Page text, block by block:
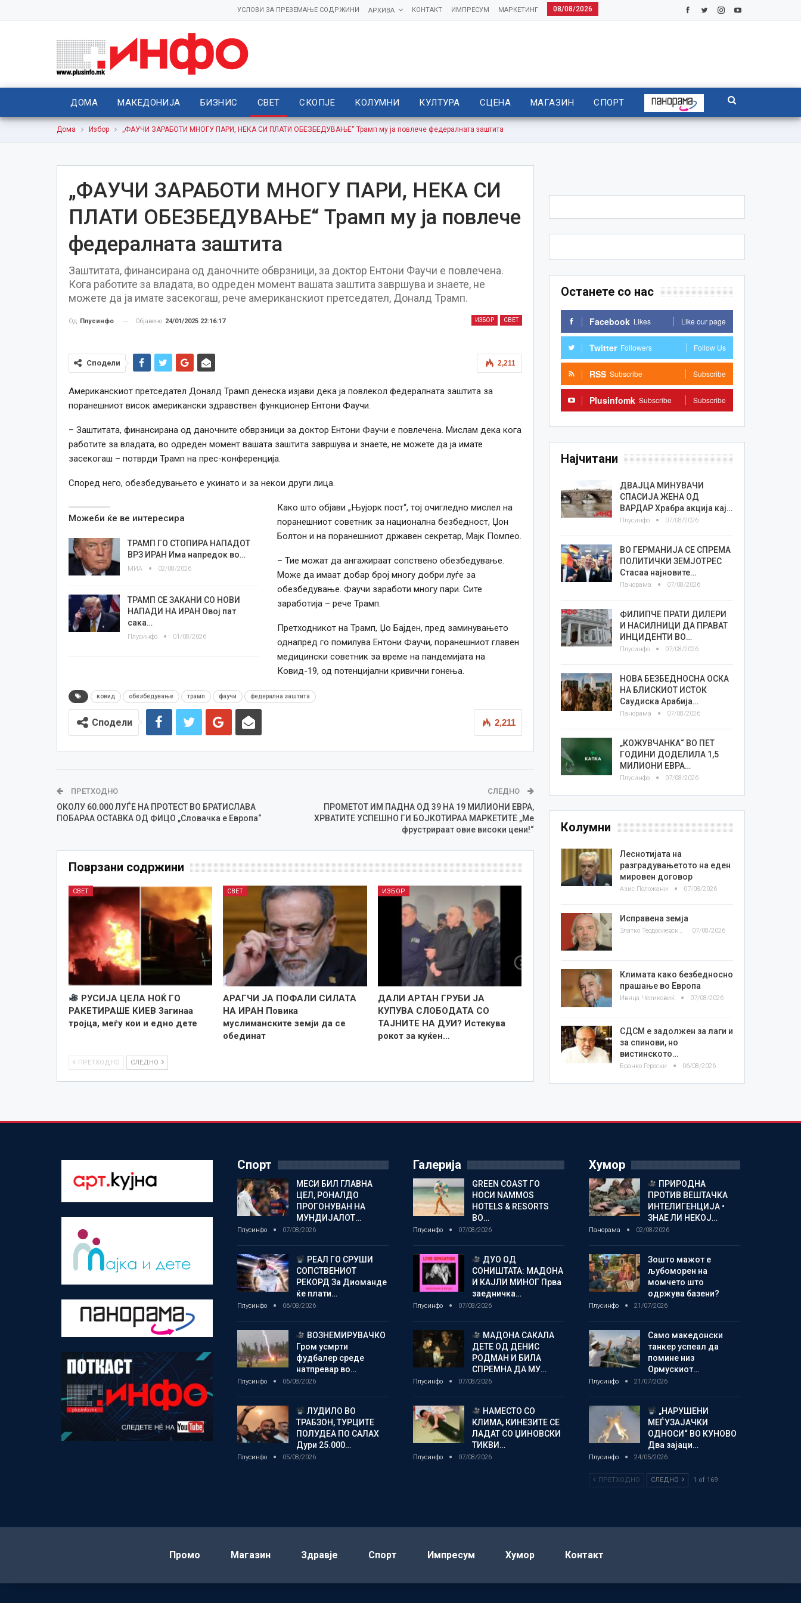
08/08/2026
МАРКЕТИНГ
ИМПРЕСУМ
КОНТАКТ
АРХИВА
УСЛОВИ ЗА ПРЕЗЕМАЊЕ СОДРЖИНИ
ДОМА МАКЕДОНИЈА БИЗНИС СВЕТ СКОПЈЕ КОЛУМНИ КУЛТУРА СЦЕНА МАГАЗИН СПОРТ
Дома Избор „ФАУЧИ ЗАРАБОТИ МНОГУ ПАРИ, НЕКА СИ ПЛАТИ ОБЕЗБЕДУВАЊЕ“ Трамп му ја повлече федералната заштита
„ФАУЧИ ЗАРАБОТИ МНОГУ ПАРИ, НЕКА СИ
ПЛАТИ ОБЕЗБЕДУВАЊЕ“ Трамп му ја повлече
федералната заштита
Заштитата, финансирана од даночните обврзници, за доктор Ентони Фаучи е повлечена.
Кога работите за владата, во одреден момент вашата заштита завршува и знаете, не
можете да ја имате засекогаш, рече американскиот претседател, Доналд Трамп.
ИЗБОР СВЕТ
Од Плусинфо Објавено 24/01/2025 22:16:17
2,211
Сподели
Американскиот претседател Доналд Трамп денеска изјави дека ја повлекол федералната заштита за
поранешниот висок американски здравствен функционер Ентони Фаучи.
– Заштитата, финансирана од даночните обврзници за доктор Ентони Фаучи е повлечена. Мислам дека кога
работите за владата, во одреден момент вашата заштита завршува и знаете, не можете да ја имате
засекогаш – потврди Трамп на прес-конференција.
Според него, обезбедувањето е укинато и за некои други лица.
Можеби ќе ве интересира
ТРАМП ГО СТОПИРА НАПАДОТ
ВРЗ ИРАН Има напредок во…
МИА 02/08/2026
ТРАМП СЕ ЗАКАНИ СО НОВИ
НАПАДИ НА ИРАН Овој пат
сака…
Плусинфо 01/08/2026
Како што објави „Њујорк пост“, тој очигледно мислел на
поранешниот советник за национална безбедност, Џон
Болтон и на поранешниот државен секретар, Мајк Помпео.
– Тие можат да ангажираат сопствено обезбедување.
Може да имаат добар број многу добри луѓе за
обезбедување. Фаучи заработи многу пари. Сите
заработија – рече Трамп.
Претходникот на Трамп, Џо Бајден, пред заминувањето
однапрeд го помилува Ентони Фаучи, поранешниот главен
медицински советник за време на пандемијата на
Ковид-19, од потенцијални кривични гонења.
ковид обезбедување трамп фаучи федерална заштита
2,211
Сподели
ПРЕТХОДНО
ОКОЛУ 60.000 ЛУЃЕ НА ПРОТЕСТ ВО БРАТИСЛАВА
ПОБАРАА ОСТАВКА ОД ФИЦО „Словачка е Европа“
СЛЕДНО
ПРОМЕТОТ ИМ ПАДНА ОД 39 НА 19 МИЛИОНИ ЕВРА,
ХРВАТИТЕ УСПЕШНО ГИ БОЈКОТИРАА МАРКЕТИТЕ „Ме
фрустрираат овие високи цени!“
Поврзани содржини
СВЕТ
РУСИЈА ЦЕЛА НОЌ ГО
РАКЕТИРАШЕ КИЕВ Загинаа
тројца, меѓу кои и едно дете
СВЕТ
АРАГЧИ ЈА ПОФАЛИ СИЛАТА
НА ИРАН Повика
муслиманските земји да се
обединат
ИЗБОР
ДАЛИ АРТАН ГРУБИ ЈА
КУПУВА СЛОБОДАТА СО
ТАЈНИТЕ НА ДУИ? Истекува
рокот за куќен…
ПРЕТХОДНО СЛЕДНО
Останете со нас
Facebook Likes Like our page
Twitter Followers Follow Us
RSS Subscribe Subscribe
Plusinfomk Subscribe Subscribe
Најчитани
ДВАЈЦА МИНУВАЧИ
СПАСИЈА ЖЕНА ОД
ВАРДАР Храбра акција кај…
Плусинфо 07/08/2026
ВО ГЕРМАНИЈА СЕ СПРЕМА
ПОЛИТИЧКИ ЗЕМЈОТРЕС
Стасаа најновите…
Панорама 07/08/2026
ФИЛИПЧЕ ПРАТИ ДИЛЕРИ
И НАСИЛНИЦИ ДА ПРАВАТ
ИНЦИДЕНТИ ВО…
Плусинфо 07/08/2026
НОВА БЕЗБЕДНОСНА ОСКА
НА БЛИСКИОТ ИСТОК
Саудиска Арабија…
Панорама 07/08/2026
„КОЖУВЧАНКА“ ВО ПЕТ
ГОДИНИ ДОДЕЛИЛА 1,5
МИЛИОНИ ЕВРА…
Плусинфо 07/08/2026
Колумни
Леснотијата на
разградувањетото на еден
мировен договор
Азис Положани 07/08/2026
Исправена земја
Златко Теодосиевски 07/08/2026
Климата како безбедносно
прашање во Европа
Ивица Челиковиќ 07/08/2026
СДСМ е задолжен за лаги и
за спинови, но
вистинското…
Бранко Героски 06/08/2026
Спорт
МЕСИ БИЛ ГЛАВНА
ЦЕЛ, РОНАЛДО
ПРОГОНУВАН НА
МУНДИЈАЛОТ…
Плусинфо 07/08/2026
РЕАЛ ГО СРУШИ
СОПСТВЕНИОТ
РЕКОРД За Диоманде
ќе плати…
Плусинфо 06/08/2026
ВОЗНЕМИРУВАЧКО
Гром усмрти
фудбалер среде
натпревар во…
Плусинфо 06/08/2026
ЛУДИЛО ВО
ТРАБЗОН, ТУРЦИТЕ
ПОЛУДЕА ПО САЛАХ
Дури 25.000…
Плусинфо 05/08/2026
Галерија
GREEN COAST ГО
НОСИ NAMMOS
HOTELS & RESORTS
ВО…
Плусинфо 07/08/2026
ДУО ОД
СОНИШТАТА: МАДОНА
И КАЈЛИ МИНОГ Прва
заедничка…
Плусинфо 07/08/2026
МАДОНА САКАЛА
ДЕТЕ ОД ДЕНИС
РОДМАН И БИЛА
СПРЕМНА ДА МУ…
Плусинфо 07/08/2026
НАМЕСТО СО
КЛИМА, КИНЕЗИТЕ СЕ
ЛАДАТ СО ЏИНОВСКИ
ТИКВИ…
Плусинфо 07/08/2026
Хумор
ПРИРОДНА
ПРОТИВ ВЕШТАЧКА
ИНТЕЛИГЕНЦИЈА •
ЗНАЕ ЛИ НЕКОЈ…
Панорама 02/08/2026
Зошто мажот е
љубоморен на
момчето што
одржува базени?
Плусинфо 21/07/2026
Само македонски
танкер успеал да
помине низ
Ормускиот…
Плусинфо 21/07/2026
„НАРУШЕНИ
МЕЃУЗАЈАЧКИ
ОДНОСИ“ ВО КУНОВО
Два зајаци…
Плусинфо 24/05/2026
ПРЕТХОДНО СЛЕДНО 1 of 169
Промо Магазин Здравје Спорт Импресум Хумор Контакт